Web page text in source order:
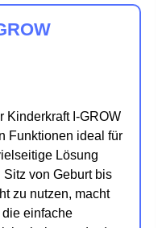
Kinderkraft I-GROW
Funktionen ideal für
Lösung
von Geburt bis
zu nutzen, macht
die einfache